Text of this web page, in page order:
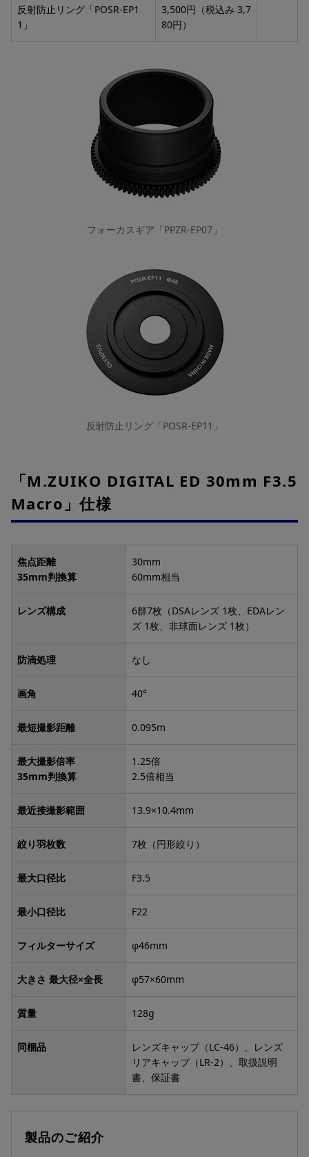
反射防止リング「POSR-EP1
1」
3,500円（税込み 3,7
80円）
フォーカスギア「PPZR-EP07」
反射防止リング「POSR-EP11」
「M.ZUIKO DIGITAL ED 30mm F3.5
Macro」仕様
焦点距離
35mm判換算
30mm
60mm相当
レンズ構成
6群7枚（DSAレンズ 1枚、EDAレン
ズ 1枚、非球面レンズ 1枚）
防滴処理 なし
画角 40°
最短撮影距離 0.095m
最大撮影倍率
35mm判換算
1.25倍
2.5倍相当
最近接撮影範囲 13.9×10.4mm
絞り羽枚数 7枚（円形絞り）
最大口径比 F3.5
最小口径比 F22
フィルターサイズ φ46mm
大きさ 最大径×全長 φ57×60mm
質量 128g
同梱品
レンズキャップ（LC-46）、レンズ
リアキャップ（LR-2）、取扱説明
書、保証書
製品のご紹介